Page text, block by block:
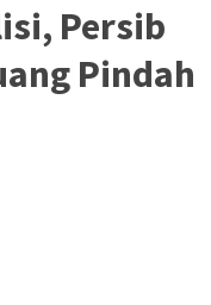
Persib
Pindah